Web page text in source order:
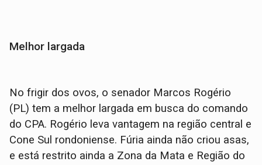
Melhor largada
No frigir dos ovos, o senador Marcos Rogério
(PL) tem a melhor largada em busca do comando
do CPA. Rogério leva vantagem na região central e
Cone Sul rondoniense. Fúria ainda não criou asas,
e está restrito ainda a Zona da Mata e Região do